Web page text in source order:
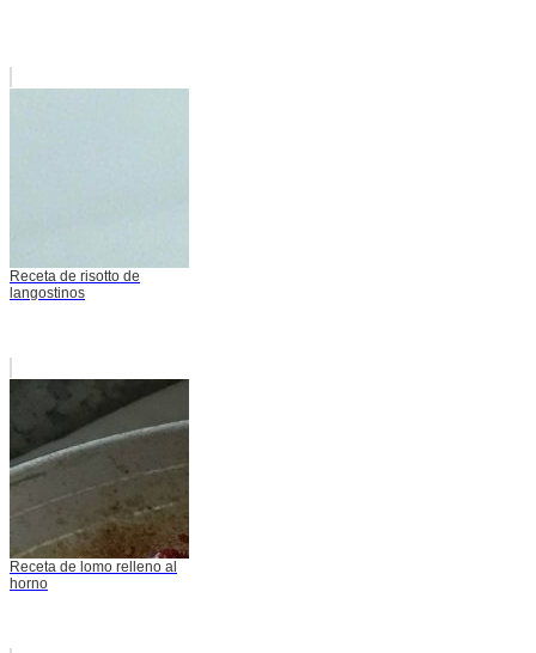
Receta de risotto de
langostinos
Receta de lomo relleno al
horno